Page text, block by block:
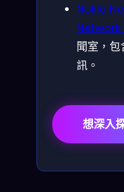
Nokia
聞室，
訊。
想深入